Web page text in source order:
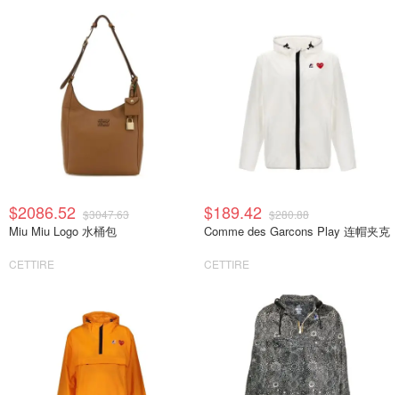
$2086.52 $3047.63
Miu Miu Logo 水桶包
CETTIRE
$189.42 $280.88
Comme des Garcons Play 连帽夹克
CETTIRE